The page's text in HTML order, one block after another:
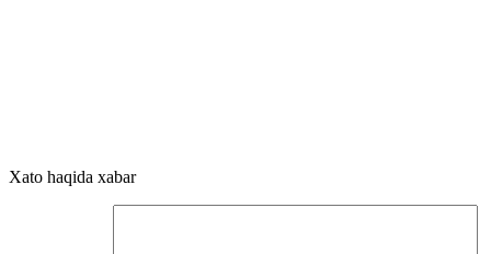
Xato haqida xabar